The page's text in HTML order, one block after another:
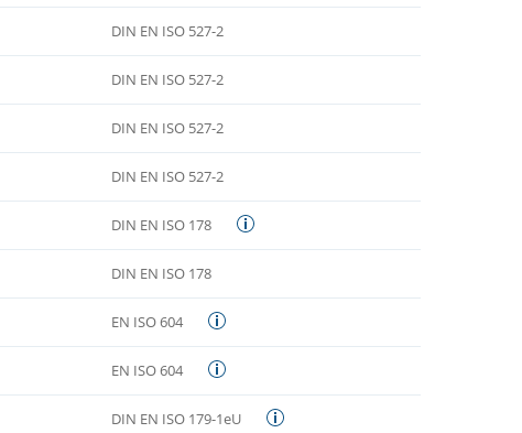
DIN EN ISO 527-2
DIN EN ISO 527-2
DIN EN ISO 527-2
DIN EN ISO 527-2
DIN EN ISO 178
DIN EN ISO 178
EN ISO 604
EN ISO 604
DIN EN ISO 179-1eU